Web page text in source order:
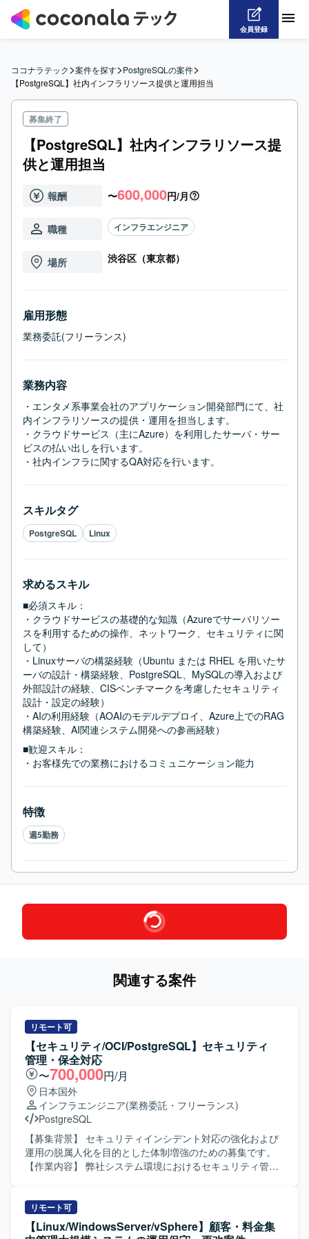
会員登録
ココナラテック>案件を探す>PostgreSQLの案件>
【PostgreSQL】社内インフラリソース提供と運用担当
募集終了
【PostgreSQL】社内インフラリソース提
供と運用担当
報酬 〜600,000円/月
職種 インフラエンジニア
場所 渋谷区（東京都）
雇用形態
業務委託(フリーランス)
業務内容
・エンタメ系事業会社のアプリケーション開発部門にて、社
内インフラリソースの提供・運用を担当します。
・クラウドサービス（主にAzure）を利用したサーバ・サー
ビスの払い出しを行います。
・社内インフラに関するQA対応を行います。
スキルタグ
PostgreSQL Linux
求めるスキル
■必須スキル：
・クラウドサービスの基礎的な知識（Azureでサーバリソー
スを利用するための操作、ネットワーク、セキュリティに関
して）
・Linuxサーバの構築経験（Ubuntu または RHEL を用いたサ
ーバの設計・構築経験、PostgreSQL、MySQLの導入および
外部設計の経験、CISベンチマークを考慮したセキュリティ
設計・設定の経験）
・AIの利用経験（AOAIのモデルデプロイ、Azure上でのRAG
構築経験、AI関連システム開発への参画経験）
■歓迎スキル：
・お客様先での業務におけるコミュニケーション能力
特徴
週5勤務
関連する案件
リモート可
【セキュリティ/OCI/PostgreSQL】セキュリティ
管理・保全対応
〜700,000円/月
日本国外
インフラエンジニア(業務委託・フリーランス)
PostgreSQL
【募集背景】 セキュリティインシデント対応の強化および
運用の脱属人化を目的とした体制増強のための募集です。
【作業内容】 弊社システム環境におけるセキュリティ管理
いただきます。ログ分析や不審通信の検知、再発防止策の
立案と実装を実施していただきます。あわせて、脆弱性診
断と対策、アクセス制御や認証の見直し、インシデント検
リモート可
【Linux/WindowsServer/vSphere】顧客・料金集